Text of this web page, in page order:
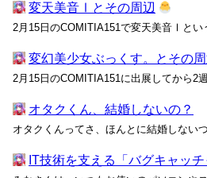
変天美音Ⅰとその周辺
変幻美少女ぶっくす。とその周
オタクくん、結婚しないの？
IT技術を支える「バグキャッ